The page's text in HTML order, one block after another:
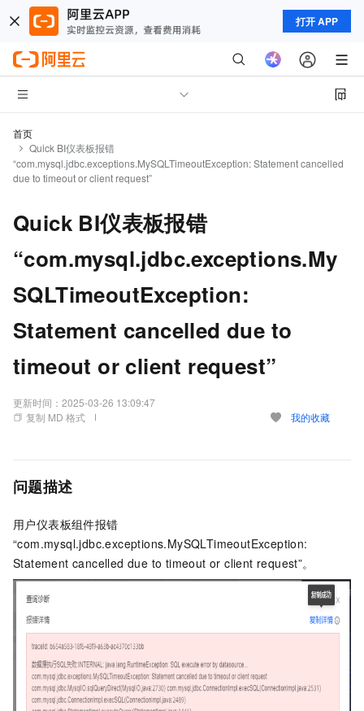
打开 APP
首页
Quick BI仪表板报错
“com.mysql.jdbc.exceptions.MySQLTimeoutException: Statement cancelled
due to timeout or client request”
Quick BI仪表板报错
“com.mysql.jdbc.exceptions.My
SQLTimeoutException:
Statement cancelled due to
timeout or client request”
更新时间： 2025-03-26 13:09:47
复制 MD 格式
我的收藏
问题描述
用户仪表板组件报错
“com.mysql.jdbc.exceptions.MySQLTimeoutException:
Statement cancelled due to timeout or client request”。